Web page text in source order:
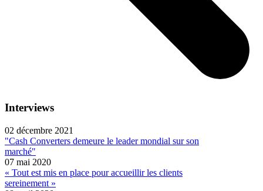
Interviews
02 décembre 2021
"Cash Converters demeure le leader mondial sur son
marché"
07 mai 2020
« Tout est mis en place pour accueillir les clients
sereinement »